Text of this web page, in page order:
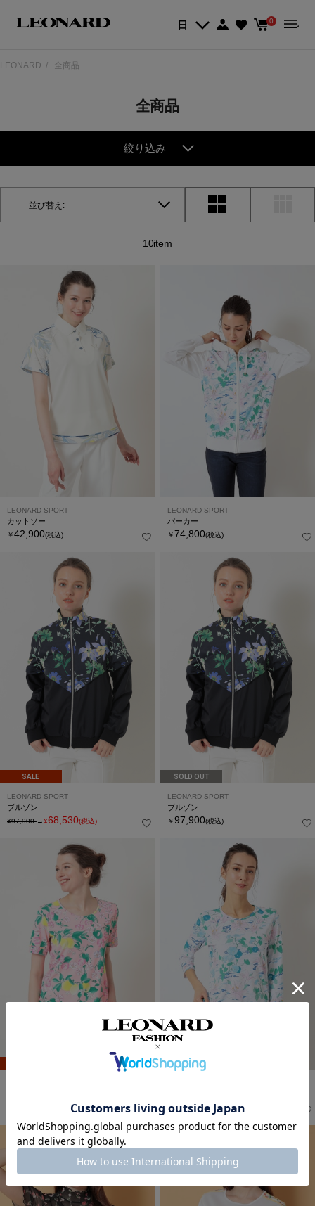
日 0
LEONARD 全商品
全商品
絞り込み
並び替え:
10item
LEONARD SPORT
カットソー
￥42,900(税込)
LEONARD SPORT
パーカー
￥ 74,800(税込)
SALE
LEONARD SPORT
ブルゾン
¥97,900→¥68,530(税込)
SOLD OUT
LEONARD SPORT
ブルゾン
￥97,900(税込)
39,600(税込)
SALE
¥52,800→¥52,800(税込)